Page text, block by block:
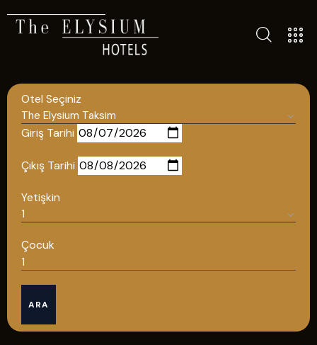
Otel Seçiniz
Giriş Tarihi
Çıkış Tarihi
Yetişkin
Çocuk
ARA
TÜM OTELLERIMIZ
POLITIKALAR
GIZLILIK POLITIKASI
Türkçe
08502421818